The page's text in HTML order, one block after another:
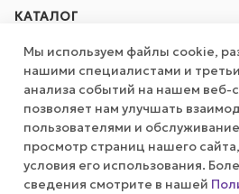
КАТАЛОГ
КОМПАНИЯ
ПУБЛИЧНАЯ ОФЕРТА
Мы используем файлы cookie,
нашими специалистами и
анализа событий на нашем веб-
позволяет нам улучшать
пользователями и
просмотр страниц нашего
условия его использования.
сведения смотрите в нашей